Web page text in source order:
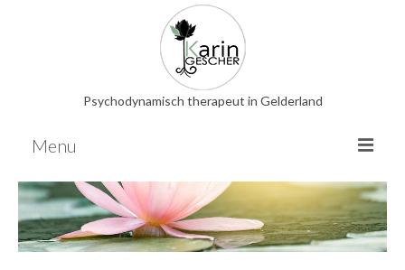
Psychodynamisch therapeut in Gelderland
Menu
Psychodynamische therapie
EMDR
Relatietherapie